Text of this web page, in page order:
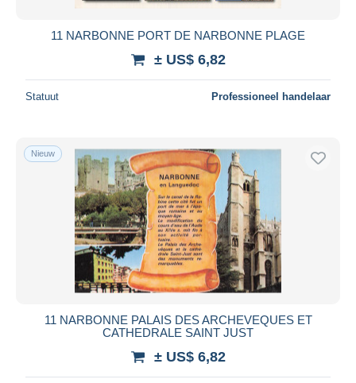
11 NARBONNE PORT DE NARBONNE PLAGE
± US$ 6,82
Statuut Professioneel handelaar
Nieuw
11 NARBONNE PALAIS DES ARCHEVEQUES ET
CATHEDRALE SAINT JUST
± US$ 6,82